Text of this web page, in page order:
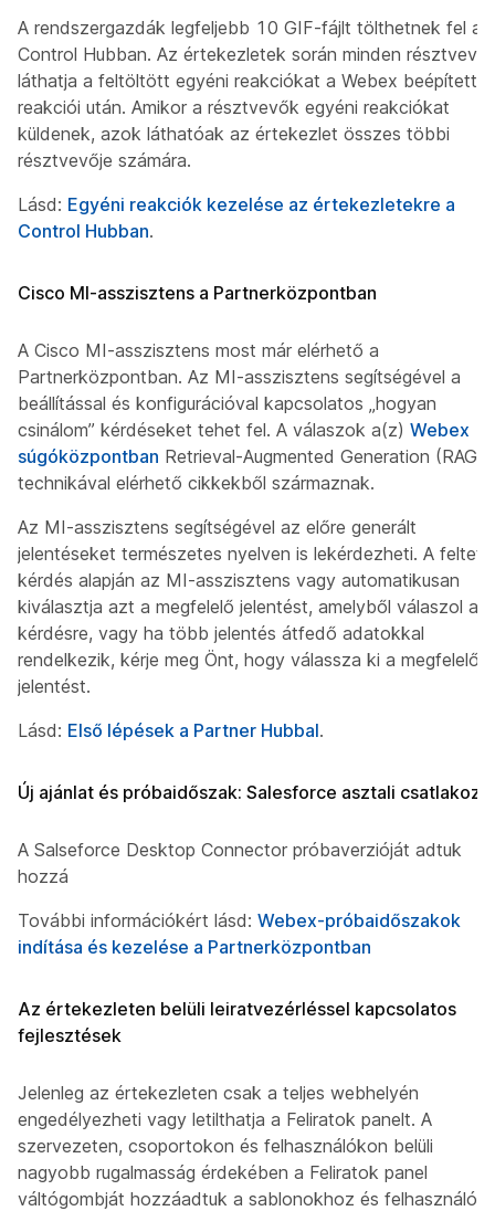
A rendszergazdák legfeljebb 10 GIF-fájlt tölthetnek fel a
Control Hubban. Az értekezletek során minden résztvevő
láthatja a feltöltött egyéni reakciókat a Webex beépített
reakciói után. Amikor a résztvevők egyéni reakciókat
küldenek, azok láthatóak az értekezlet összes többi
résztvevője számára.
Lásd: Egyéni reakciók kezelése az értekezletekre a
Control Hubban.
Cisco MI-asszisztens a Partnerközpontban
A Cisco MI-asszisztens most már elérhető a
Partnerközpontban. Az MI-asszisztens segítségével a
beállítással és konfigurációval kapcsolatos „hogyan
csinálom” kérdéseket tehet fel. A válaszok a(z) Webex
súgóközpontban Retrieval-Augmented Generation (RAG)
technikával elérhető cikkekből származnak.
Az MI-asszisztens segítségével az előre generált
jelentéseket természetes nyelven is lekérdezheti. A feltett
kérdés alapján az MI-asszisztens vagy automatikusan
kiválasztja azt a megfelelő jelentést, amelyből válaszol a
kérdésre, vagy ha több jelentés átfedő adatokkal
rendelkezik, kérje meg Önt, hogy válassza ki a megfelelő
jelentést.
Lásd: Első lépések a Partner Hubbal.
Új ajánlat és próbaidőszak: Salesforce asztali csatlakozó
A Salseforce Desktop Connector próbaverzióját adtuk
hozzá
További információkért lásd: Webex-próbaidőszakok
indítása és kezelése a Partnerközpontban
Az értekezleten belüli leiratvezérléssel kapcsolatos
fejlesztések
Jelenleg az értekezleten csak a teljes webhelyén
engedélyezheti vagy letilthatja a Feliratok panelt. A
szervezeten, csoportokon és felhasználókon belüli
nagyobb rugalmasság érdekében a Feliratok panel
váltógombját hozzáadtuk a sablonokhoz és felhasználói